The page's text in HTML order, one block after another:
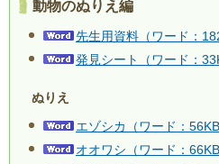
動物のぬりえ編
先生用資料（ワード：
発見シート（ワード：
ぬりえ
エゾシカ（ワード：56KB
オオワシ（ワード：66KB